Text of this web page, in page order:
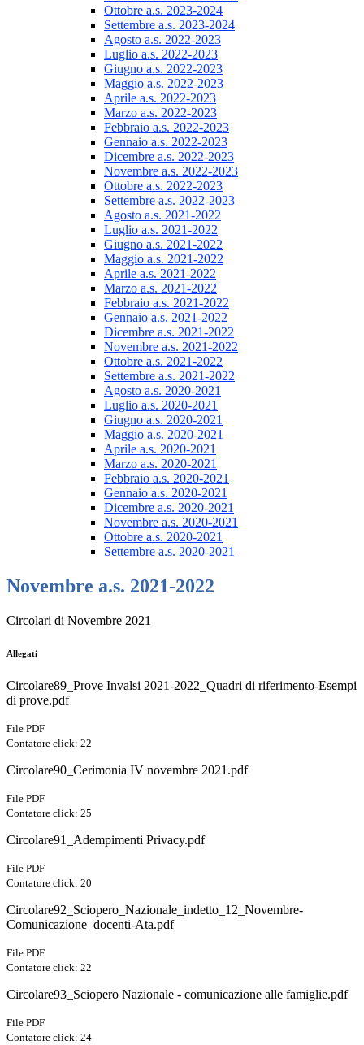
Ottobre a.s. 2023-2024
Settembre a.s. 2023-2024
Agosto a.s. 2022-2023
Luglio a.s. 2022-2023
Giugno a.s. 2022-2023
Maggio a.s. 2022-2023
Aprile a.s. 2022-2023
Marzo a.s. 2022-2023
Febbraio a.s. 2022-2023
Gennaio a.s. 2022-2023
Dicembre a.s. 2022-2023
Novembre a.s. 2022-2023
Ottobre a.s. 2022-2023
Settembre a.s. 2022-2023
Agosto a.s. 2021-2022
Luglio a.s. 2021-2022
Giugno a.s. 2021-2022
Maggio a.s. 2021-2022
Aprile a.s. 2021-2022
Marzo a.s. 2021-2022
Febbraio a.s. 2021-2022
Gennaio a.s. 2021-2022
Dicembre a.s. 2021-2022
Novembre a.s. 2021-2022
Ottobre a.s. 2021-2022
Settembre a.s. 2021-2022
Agosto a.s. 2020-2021
Luglio a.s. 2020-2021
Giugno a.s. 2020-2021
Maggio a.s. 2020-2021
Aprile a.s. 2020-2021
Marzo a.s. 2020-2021
Febbraio a.s. 2020-2021
Gennaio a.s. 2020-2021
Dicembre a.s. 2020-2021
Novembre a.s. 2020-2021
Ottobre a.s. 2020-2021
Settembre a.s. 2020-2021
Novembre a.s. 2021-2022
Circolari di Novembre 2021
Allegati
Circolare89_Prove Invalsi 2021-2022_Quadri di riferimento-Esempi
di prove.pdf
File PDF
Contatore click: 22
Circolare90_Cerimonia IV novembre 2021.pdf
File PDF
Contatore click: 25
Circolare91_Adempimenti Privacy.pdf
File PDF
Contatore click: 20
Circolare92_Sciopero_Nazionale_indetto_12_Novembre-
Comunicazione_docenti-Ata.pdf
File PDF
Contatore click: 22
Circolare93_Sciopero Nazionale - comunicazione alle famiglie.pdf
File PDF
Contatore click: 24